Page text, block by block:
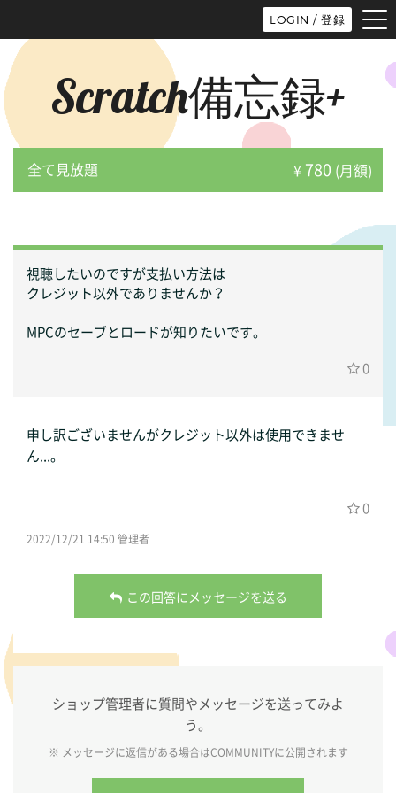
LOGIN / 登録
Scratch備忘録+
全て見放題 ¥ 780 (月額)
視聴したいのですが支払い方法は
クレジット以外でありませんか？
MPCのセーブとロードが知りたいです。
0
申し訳ございませんがクレジット以外は使用できませ
ん...。
0
2022/12/21 14:50 管理者
この回答にメッセージを送る
ショップ管理者に質問やメッセージを送ってみよ
う。
※ メッセージに返信がある場合はCOMMUNITYに公開されます